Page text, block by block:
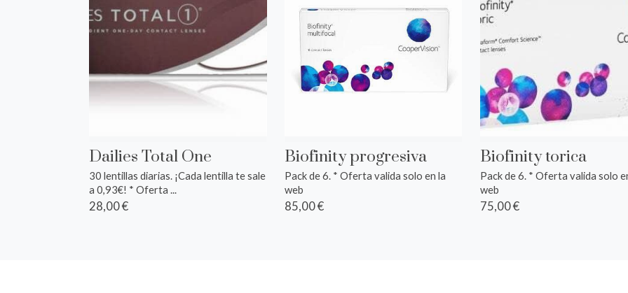
Dailies Total One
30 lentillas diarias. ¡Cada lentilla te sale
a 0,93€! * Oferta ...
28,00 €
Biofinity progresiva
Pack de 6. * Oferta valida solo en la
web
85,00 €
Biofinity torica
Pack de 6. * Oferta valida solo
web
75,00 €